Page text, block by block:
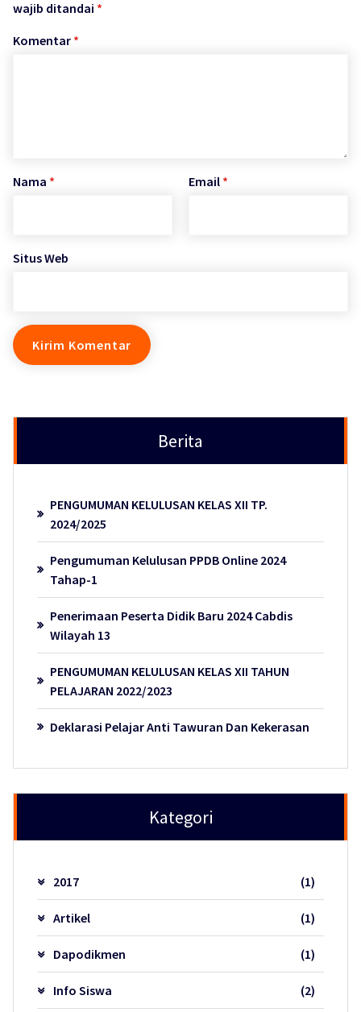
wajib ditandai *
Komentar *
Nama * Email *
Situs Web
Berita
PENGUMUMAN KELULUSAN KELAS XII TP.
2024/2025
Pengumuman Kelulusan PPDB Online 2024
Tahap-1
Penerimaan Peserta Didik Baru 2024 Cabdis
Wilayah 13
PENGUMUMAN KELULUSAN KELAS XII TAHUN
PELAJARAN 2022/2023
Deklarasi Pelajar Anti Tawuran Dan Kekerasan
Kategori
2017 (1)
Artikel (1)
Dapodikmen (1)
Info Siswa (2)